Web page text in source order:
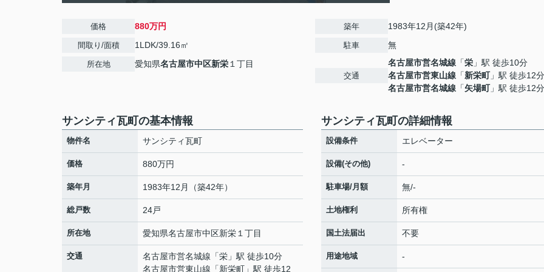
価格 880万円
間取り/面積 1LDK/39.16㎡
所在地 愛知県名古屋市中区新栄 １丁目
築年 1983年12月(築42年)
駐車 無
交通
名古屋市営名城線 「栄 」駅 徒歩10分
名古屋市営東山線 「新栄町」駅 徒歩12分
名古屋市営名城線 「矢場町」駅 徒歩12分
サンシティ瓦町の基本情報
物件名 サンシティ瓦町
価格 880万円
築年月 1983年12月（築42年）
総戸数 24戸
所在地 愛知県名古屋市中区新栄 １丁目
交通 名古屋市営名城線 「栄 」駅 徒歩10分
名古屋市営東山線 「新栄町 」駅 徒歩12
サンシティ瓦町の詳細情報
設備条件 エレベーター
設備(その他) -
駐車場/月額 無/-
土地権利 所有権
国土法届出 不要
用途地域 -